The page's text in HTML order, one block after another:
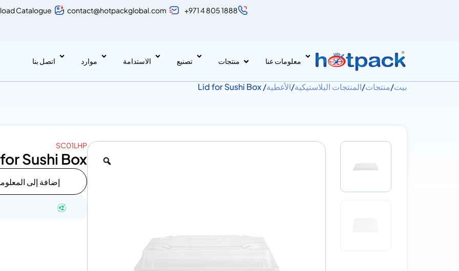
+971 4 805 1888
contact@hotpackglobal.com
Catalogue
معلومات عنا منتجات تصنيع الاستدامة موارد اتصل بنا
بيت/منتجات/المنتجات البلاستيكية/الأغطية/ Lid for Sushi Box
SC01LHP
Sushi Box
إضافة إلى